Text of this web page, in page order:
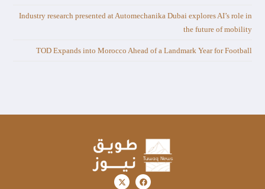
Industry research presented at Automechanika Dubai explores AI’s role in
the future of mobility
TOD Expands into Morocco Ahead of a Landmark Year for Football